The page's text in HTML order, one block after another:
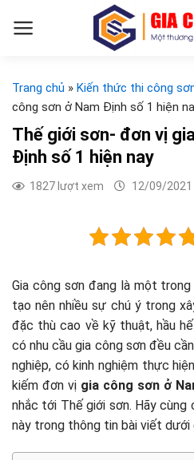
Trang chủ » Kiến thức thi công
công sơn ở Nam Định số 1 hiện
Thế giới sơn- đơn vị
Định số 1 hiện nay
1827 lượt xem 12/09/2021
Gia công sơn đang là một
tạo nên nhiều sự chú ý trong
đặc thù cao về kỹ thuật, hầu
có nhu cầu gia công sơn đều
nghiệp, có kinh nghiệm thực
kiếm đơn vị gia công sơn ở
nhắc tới Thế giới sơn. Hãy
này trong thông tin bài viết dưới